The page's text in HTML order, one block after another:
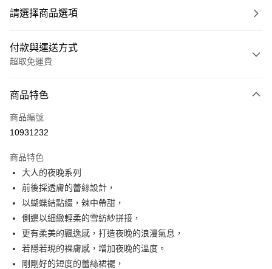
請選擇商品選項
付款與運送方式
超取免運費
信用卡一次付款
超商取貨付款
Apple Pay
ATM付款
運送方式
免運費
商品特色
商品編號
10931232
商品特色
大人的夜晚系列
前後採透膚的蕾絲設計，
以蝴蝶結點綴，辣中帶甜，
側邊以細緻輕柔的雪紡紗拼接，
更有柔美的飄逸感，打造夜晚的浪漫氣息，
若隱若現的裸膚感，增加夜晚的溫度。
剛剛好的短度的蕾絲裙襬，